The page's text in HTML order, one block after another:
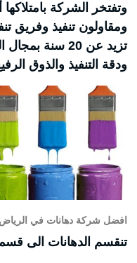
وتفتخر الشركة
ومقاولون تنفيذ وفريق
تزيد عن 20 سنة
ودقة التنفيذ والذوق
افضل شركة دهانات في الرياض
تنقسم الدهانات الى